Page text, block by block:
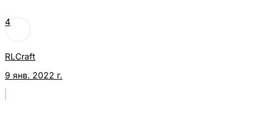
4
RLCraft
9 янв. 2022 г.